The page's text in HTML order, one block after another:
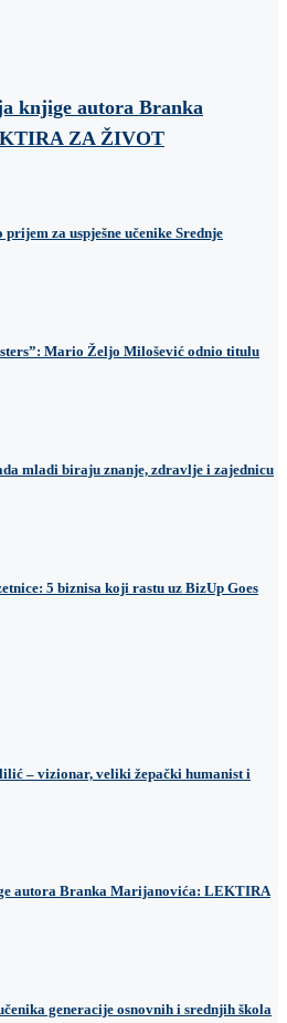
knjige autora Branka
ZA ŽIVOT
za uspješne učenike Srednje
Mario Željo Milošević odnio titulu
mladi biraju znanje, zdravlje i zajednicu
5 biznisa koji rastu uz BizUp Goes
– vizionar, veliki žepački humanist i
autora Branka Marijanovića: LEKTIRA
generacije osnovnih i srednjih škola